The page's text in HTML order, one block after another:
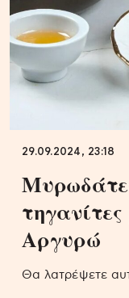
29.09.2024, 23:18
Αργυρώ
Θα λατρέψετε